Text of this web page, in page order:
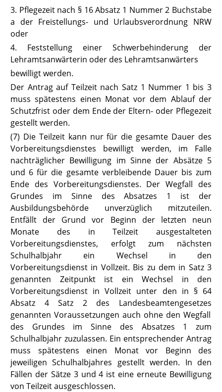
3. Pflegezeit nach § 16 Absatz 1 Nummer 2 Buchstabe
a der Freistellungs- und Urlaubsverordnung NRW
oder
4. Feststellung einer Schwerbehinderung der
Lehramtsanwärterin oder des Lehramtsanwärters
bewilligt werden.
Der Antrag auf Teilzeit nach Satz 1 Nummer 1 bis 3
muss spätestens einen Monat vor dem Ablauf der
Schutzfrist oder dem Ende der Eltern- oder Pflegezeit
gestellt werden.
(7) Die Teilzeit kann nur für die gesamte Dauer des
Vorbereitungsdienstes bewilligt werden, im Falle
nachträglicher Bewilligung im Sinne der Absätze 5
und 6 für die gesamte verbleibende Dauer bis zum
Ende des Vorbereitungsdienstes. Der Wegfall des
Grundes im Sinne des Absatzes 1 ist der
Ausbildungsbehörde unverzüglich mitzuteilen.
Entfällt der Grund vor Beginn der letzten neun
Monate des in Teilzeit ausgestalteten
Vorbereitungsdienstes, erfolgt zum nächsten
Schulhalbjahr ein Wechsel in den
Vorbereitungsdienst in Vollzeit. Bis zu dem in Satz 3
genannten Zeitpunkt ist ein Wechsel in den
Vorbereitungsdienst in Vollzeit unter den in § 64
Absatz 4 Satz 2 des Landesbeamtengesetzes
genannten Voraussetzungen auch ohne den Wegfall
des Grundes im Sinne des Absatzes 1 zum
Schulhalbjahr zuzulassen. Ein entsprechender Antrag
muss spätestens einen Monat vor Beginn des
jeweiligen Schulhalbjahres gestellt werden. In den
Fällen der Sätze 3 und 4 ist eine erneute Bewilligung
von Teilzeit ausgeschlossen.